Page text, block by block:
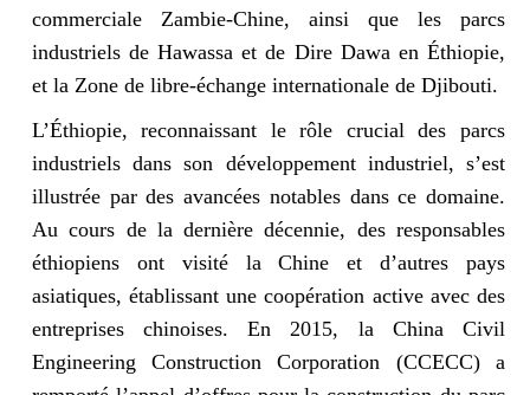
commerciale Zambie-Chine, ainsi que les parcs
industriels de Hawassa et de Dire Dawa en Éthiopie,
et la Zone de libre-échange internationale de Djibouti.
L’Éthiopie, reconnaissant le rôle crucial des parcs
industriels dans son développement industriel, s’est
illustrée par des avancées notables dans ce domaine.
Au cours de la dernière décennie, des responsables
éthiopiens ont visité la Chine et d’autres pays
asiatiques, établissant une coopération active avec des
entreprises chinoises. En 2015, la China Civil
Engineering Construction Corporation (CCECC) a